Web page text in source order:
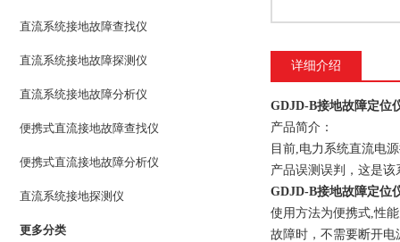
直流系统接地故障查找仪
直流系统接地故障探测仪
直流系统接地故障分析仪
便携式直流接地故障查找仪
便携式直流接地故障分析仪
直流系统接地探测仪
更多分类
详细介绍
GDJD-B接地故障定位
产品简介：
目前,电力系统直流电
产品误测误判，这是
GDJD-B接地故障定位
使用方法为便携式,性
故障时，不需要断开